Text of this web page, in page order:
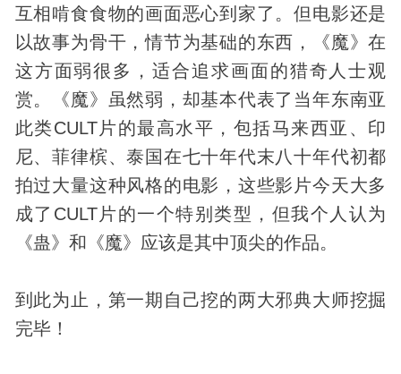
互相啃食食物的画面恶心到家了。但电影还是
以故事为骨干，情节为基础的东西，《魔》在
这方面弱很多，适合追求画面的猎奇人士观
赏。《魔》虽然弱，却基本代表了当年东南亚
此类CULT片的最高水平，包括马来西亚、印
尼、菲律槟、泰国在七十年代末八十年代初都
拍过大量这种风格的电影，这些影片今天大多
成了CULT片的一个特别类型，但我个人认为
《蛊》和《魔》应该是其中顶尖的作品。
到此为止，第一期自己挖的两大邪典大师挖掘
完毕！